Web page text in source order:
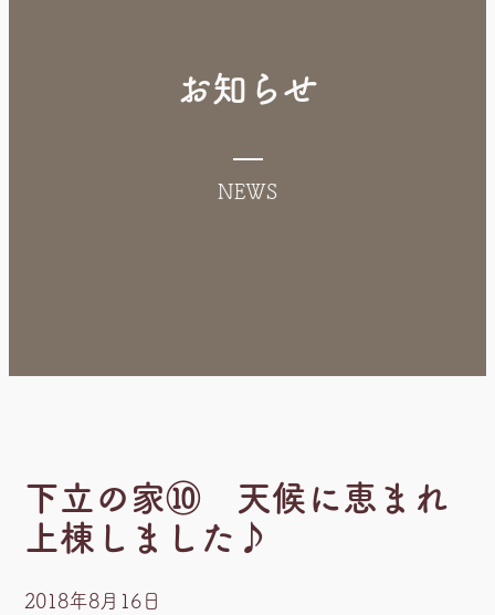
お知らせ
NEWS
下立の家⑩ 天候に恵まれ
上棟しました♪
2018年8月16日